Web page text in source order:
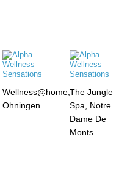
Wellness@home,
Ohningen
The Jungle
Spa, Notre
Dame De
Monts